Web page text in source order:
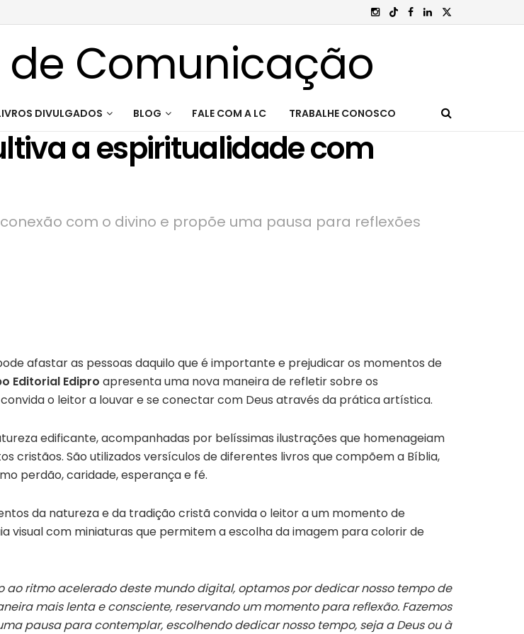
DIVULGADOS BLOG FALE COM A LC TRABALHE CONOSCO
a espiritualidade com
com o divino e propõe uma pausa para reflexões
afastar as pessoas daquilo que é importante e prejudicar os momentos de
Editorial Edipro apresenta uma nova maneira de refletir sobre os
o leitor a louvar e se conectar com Deus através da prática artística.
edificante, acompanhadas por belíssimas ilustrações que homenageiam
cristãos. São utilizados versículos de diferentes livros que compõem a Bíblia,
perdão, caridade, esperança e fé.
da natureza e da tradição cristã convida o leitor a um momento de
visual com miniaturas que permitem a escolha da imagem para colorir de
ao ritmo acelerado deste mundo digital, optamos por dedicar nosso tempo de
mais lenta e consciente, reservando um momento para reflexão. Fazemos
pausa para contemplar, escolhendo dedicar nosso tempo, seja a Deus ou à